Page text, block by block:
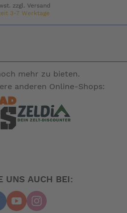
zzgl. Versand
3-7 Werktage
mehr zu bieten.
anderen Online-Shops:
UNS AUCH BEI: